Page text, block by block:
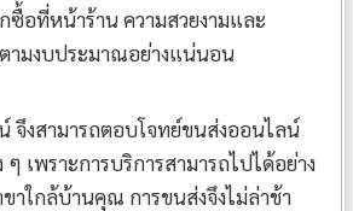
ซื้อที่หน้าร้าน ความสวยงามและ
ามงบประมาณอย่างแน่นอน
จึงสามารถตอบโจทย์ขนส่งออนไลน์
เพราะการบริการสามารถไปได้อย่าง
าใกล้บ้านคุณ การขนส่งจึงไม่ล่าช้า